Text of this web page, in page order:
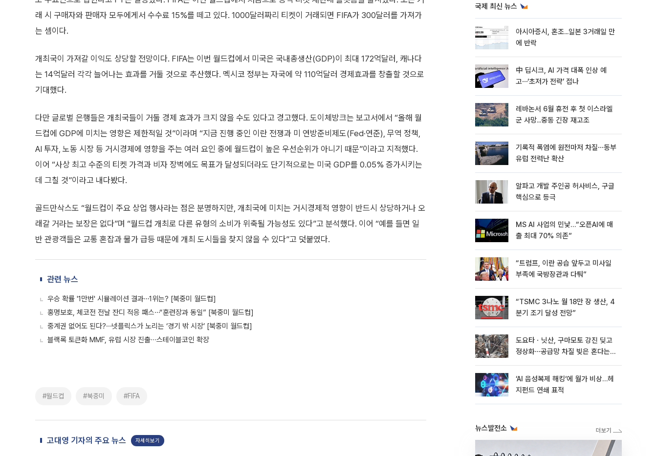
래 시 구매자와 판매자 모두에게서 수수료 15%를 떼고 있다. 1000달러짜리 티켓이 거래되면 FIFA가 300달러를 가져가
는 셈이다.
개최국이 가져갈 이익도 상당할 전망이다. FIFA는 이번 월드컵에서 미국은 국내총생산(GDP)이 최대 172억달러, 캐나다
는 14억달러 각각 늘어나는 효과를 거둘 것으로 추산했다. 멕시코 정부는 자국에 약 110억달러 경제효과를 창출할 것으로
기대했다.
다만 글로벌 은행들은 개최국들이 거둘 경제 효과가 크지 않을 수도 있다고 경고했다. 도이체방크는 보고서에서 “올해 월
드컵에 GDP에 미치는 영향은 제한적일 것”이라며 “지금 진행 중인 이란 전쟁과 미 연방준비제도(Fed·연준), 무역 정책,
AI 투자, 노동 시장 등 거시경제에 영향을 주는 여러 요인 중에 월드컵이 높은 우선순위가 아니기 때문”이라고 지적했다.
이어 “사상 최고 수준의 티켓 가격과 비자 장벽에도 목표가 달성되더라도 단기적으로는 미국 GDP를 0.05% 증가시키는
데 그칠 것”이라고 내다봤다.
골드만삭스도 “월드컵이 주요 상업 행사라는 점은 분명하지만, 개최국에 미치는 거시경제적 영향이 반드시 상당하거나 오
래갈 거라는 보장은 없다”며 “월드컵 개최로 다른 유형의 소비가 위축될 가능성도 있다”고 분석했다. 이어 “예를 들면 일
반 관광객들은 교통 혼잡과 물가 급등 때문에 개최 도시들을 찾지 않을 수 있다”고 덧붙였다.
관련 뉴스
우승 확률 '1만번' 시뮬레이션 결과⋯1위는? [북중미 월드컵]
홍명보호, 체코전 전날 잔디 적응 패스⋯“훈련장과 동일” [북중미 월드컵]
중계권 없어도 된다?⋯넷플릭스가 노리는 ‘경기 밖 시장’ [북중미 월드컵]
블랙록 토큰화 MMF, 유럽 시장 진출∙∙∙스테이블코인 확장
#월드컵 #북중미 #FIFA
고대영 기자의 주요 뉴스 자세히보기
국제 최신 뉴스
아시아증시, 혼조...일본 3거래일 만
에 반락
中 딥시크, AI 가격 대폭 인상 예
고⋯‘초저가 전략’ 접나
레바논서 6월 휴전 후 첫 이스라엘
군 사망...중동 긴장 재고조
기록적 폭염에 원전마저 차질⋯동부
유럽 전력난 확산
알파고 개발 주인공 허사비스, 구글
핵심으로 등극
MS AI 사업의 민낯…“오픈AI에 매
출 최대 70% 의존”
“트럼프, 이란 공습 앞두고 미사일
부족에 국방장관과 다퉈”
“TSMC 3나노 월 18만 장 생산, 4
분기 조기 달성 전망”
도요타ㆍ닛산, 구마모토 강진 딪고
정상화⋯공급망 차질 빚은 혼다는
‘AI 음성복제 해킹‘에 월가 비상…헤
지펀드 연쇄 표적
뉴스발전소